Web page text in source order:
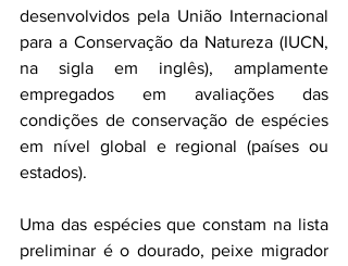
desenvolvidos pela União Internacional
para a Conservação da Natureza (IUCN,
na sigla em inglês), amplamente
empregados em avaliações das
condições de conservação de espécies
em nível global e regional (países ou
estados).
Uma das espécies que constam na lista
preliminar é o dourado, peixe migrador